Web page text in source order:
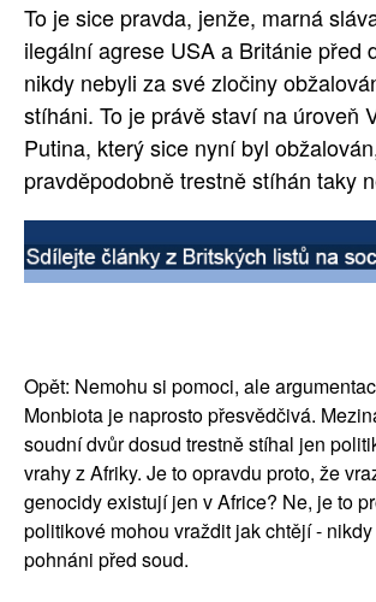
To je sice pravda, jenže, marná
ilegální agrese USA a Británie před
nikdy nebyli za své zločiny
stíháni. To je právě staví na úroveň
Putina, který sice nyní byl
pravděpodobně trestně stíhán taky
Opět: Nemohu si pomoci, ale
Monbiota je naprosto přesvědčivá.
soudní dvůr dosud trestně stíhal jen
vrahy z Afriky. Je to opravdu proto, že
genocidy existují jen v Africe? Ne, je to
politikové mohou vraždit jak chtějí -
pohnáni před soud.